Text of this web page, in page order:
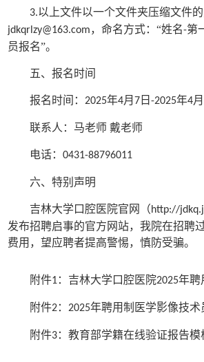
3.以上文件以一个文件夹压缩文件
jdkqrlzy@163.com，命名方式：“姓名-第
员报名”。
五、报名时间
报名时间： 2025年4月7 日-2025年4月
联系人：马老师 戴老师
电话：0431-88796011
六、特别声明
吉林大学口腔医院官网（http://
发布招聘启事的官方网站，我院在招聘
费用，望应聘者提高警惕，慎防受骗。
附件1：吉林大学口腔医院2025年聘
附件2： 2025年聘用制医学影像技
附件3：教育部学籍在线验证报告模